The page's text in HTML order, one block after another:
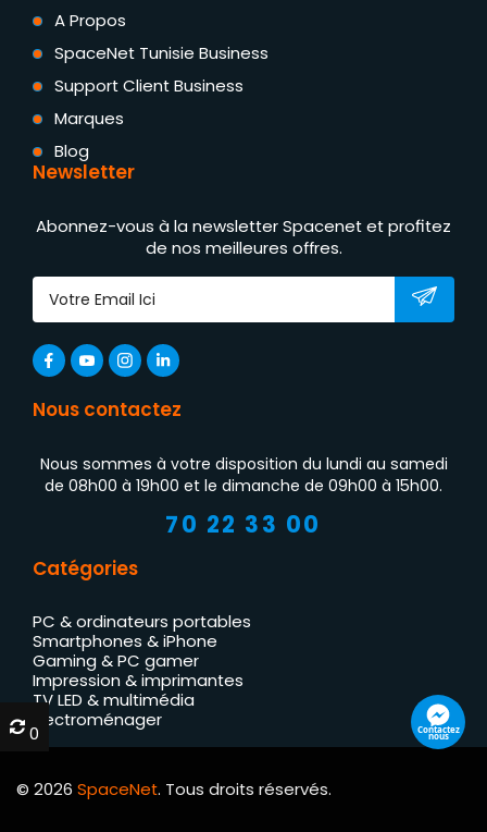
A Propos
SpaceNet Tunisie Business
Support Client Business
Marques
Blog
Newsletter
Abonnez-vous à la newsletter Spacenet et profitez
de nos meilleures offres.
Nous contactez
Nous sommes à votre disposition du lundi au samedi
de 08h00 à 19h00 et le dimanche de 09h00 à 15h00.
70 22 33 00
Catégories
PC & ordinateurs portables
Smartphones & iPhone
Gaming & PC gamer
Impression & imprimantes
TV LED & multimédia
Électroménager
© 2026 SpaceNet. Tous droits réservés.
Contactez
nous
0
0